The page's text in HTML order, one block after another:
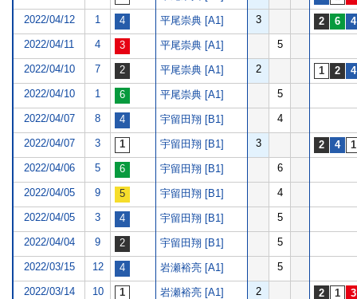
2022/04/12 1 平尾崇典 [A1] 3
2022/04/11 4 平尾崇典 [A1] 5
2022/04/10 7 平尾崇典 [A1] 2
2022/04/10 1 平尾崇典 [A1] 5
2022/04/07 8 宇留田翔 [B1] 4
2022/04/07 3 宇留田翔 [B1] 3
2022/04/06 5 宇留田翔 [B1] 6
2022/04/05 9 宇留田翔 [B1] 4
2022/04/05 3 宇留田翔 [B1] 5
2022/04/04 9 宇留田翔 [B1] 5
2022/03/15 12 岩瀬裕亮 [A1] 5
2022/03/14 10 岩瀬裕亮 [A1] 2